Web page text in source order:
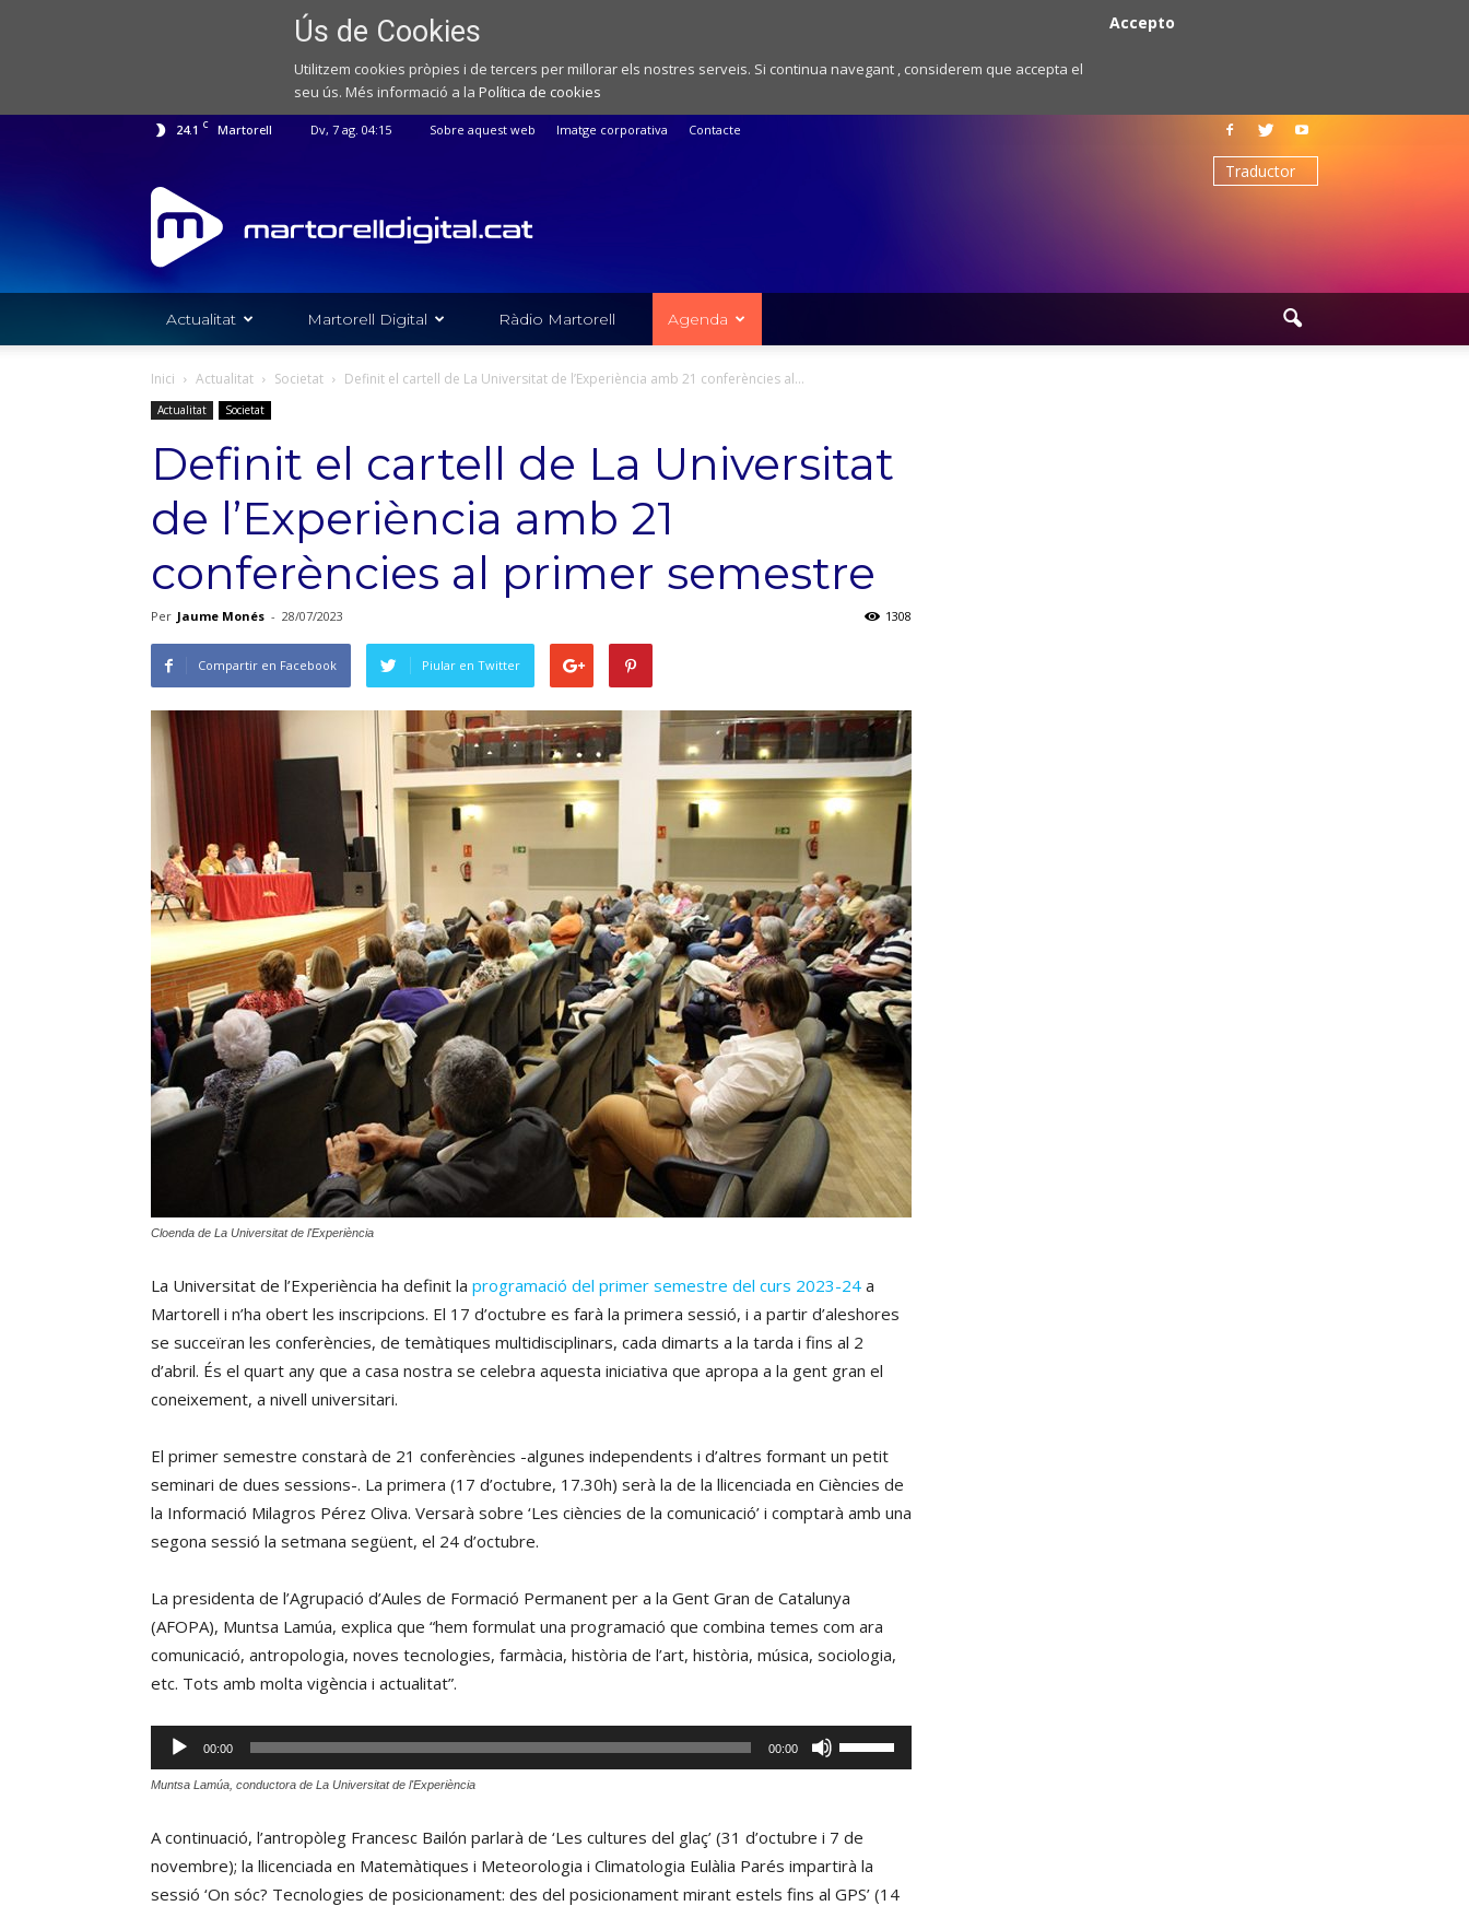
Ús de Cookies
Utilitzem cookies pròpies i de tercers per millorar els nostres serveis. Si continua navegant , considerem que accepta el
seu ús. Més informació a la Política de cookies
Accepto
24.1 C Martorell Dv, 7 ag. 04:15 Sobre aquest web Imatge corporativa Contacte
Web
de
notícies
de
l'Ajuntament
Martorell
Actualitat Martorell Digital Ràdio Martorell Agenda
Inici Actualitat Societat Definit el cartell de La Universitat de l’Experiència amb 21 conferències al...
Actualitat Societat
Definit el cartell de La Universitat
de l’Experiència amb 21
conferències al primer semestre
Per Jaume Monés - 28/07/2023 1308
Compartir en Facebook Piular en Twitter
Cloenda de La Universitat de l'Experiència
La Universitat de l’Experiència ha definit la programació del primer semestre del curs 2023-24 a
Martorell i n’ha obert les inscripcions. El 17 d’octubre es farà la primera sessió, i a partir d’aleshores
se succeïran les conferències, de temàtiques multidisciplinars, cada dimarts a la tarda i fins al 2
d’abril. És el quart any que a casa nostra se celebra aquesta iniciativa que apropa a la gent gran el
coneixement, a nivell universitari.
El primer semestre constarà de 21 conferències -algunes independents i d’altres formant un petit
seminari de dues sessions-. La primera (17 d’octubre, 17.30h) serà la de la llicenciada en Ciències de
la Informació Milagros Pérez Oliva. Versarà sobre ‘Les ciències de la comunicació’ i comptarà amb una
segona sessió la setmana següent, el 24 d’octubre.
La presidenta de l’Agrupació d’Aules de Formació Permanent per a la Gent Gran de Catalunya
(AFOPA), Muntsa Lamúa, explica que “hem formulat una programació que combina temes com ara
comunicació, antropologia, noves tecnologies, farmàcia, història de l’art, història, música, sociologia,
etc. Tots amb molta vigència i actualitat”.
Reproductor
d'àudio
00:00 00:00
servir
Muntsa Lamúa, conductora de La Universitat de l'Experiència
A continuació, l’antropòleg Francesc Bailón parlarà de ‘Les cultures del glaç’ (31 d’octubre i 7 de
novembre); la llicenciada en Matemàtiques i Meteorologia i Climatologia Eulàlia Parés impartirà la
sessió ‘On sóc? Tecnologies de posicionament: des del posicionament mirant estels fins al GPS’ (14